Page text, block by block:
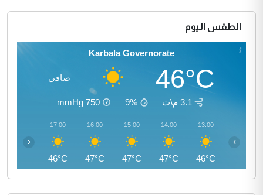
الطقس اليوم
Karbala Governorate
46°C صافي
3.1 م\ث 9%
750
mmHg
13:00
46°C
14:00
47°C
15:00
47°C
16:00
47°C
17:00
46°C
‹ ›